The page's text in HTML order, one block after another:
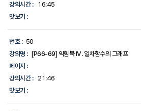
강의시간 :
16:45
맛보기 :
번호 : 50
강의명 : [P66-69] 익힘북 IV. 일차함수의 그래프
페이지 :
강의시간 :
21:46
맛보기 :